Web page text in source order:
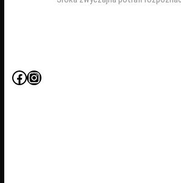
Facebook
Instagram